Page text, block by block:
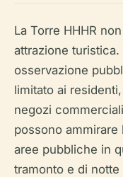
La Torre HHHR
attrazione
osservazione
limitato ai
negozi
possono
aree pubbliche in
tramonto e di